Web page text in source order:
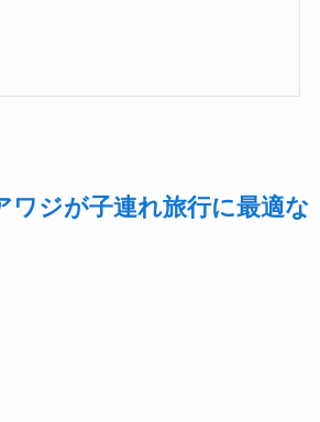
ワジが子連れ旅行に最適な